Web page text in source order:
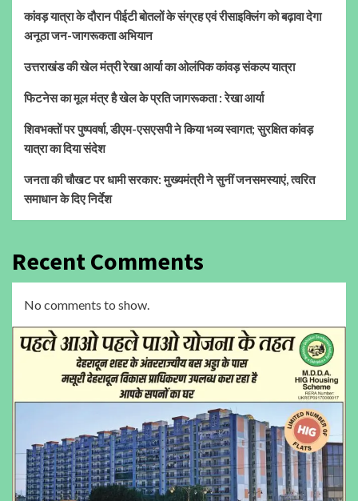
कांवड़ यात्रा के दौरान पीईटी बोतलों के संग्रह एवं रीसाइक्लिंग को बढ़ावा देगा
अनूठा जन-जागरूकता अभियान
उत्तराखंड की खेल मंत्री रेखा आर्या का ओलंपिक कांवड़ संकल्प यात्रा
फिटनेस का मूल मंत्र है खेल के प्रति जागरूकता : रेखा आर्या
शिवभक्तों पर पुष्पवर्षा, डीएम-एसएसपी ने किया भव्य स्वागत; सुरक्षित कांवड़
यात्रा का दिया संदेश
जनता की चौखट पर धामी सरकार: मुख्यमंत्री ने सुनीं जनसमस्याएं, त्वरित
समाधान के दिए निर्देश
Recent Comments
No comments to show.